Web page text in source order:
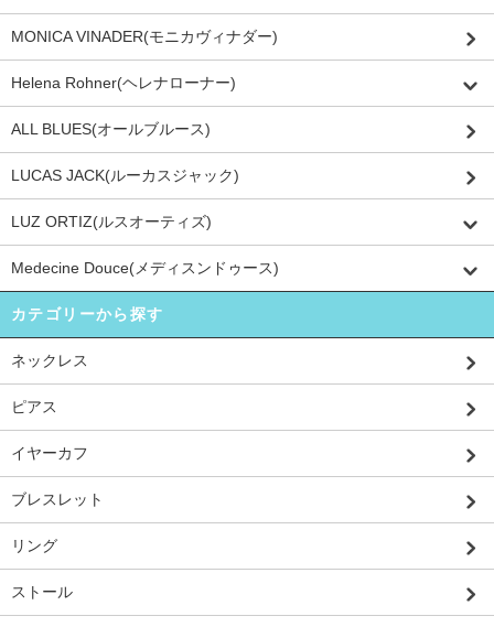
MONICA VINADER(モニカヴィナダー)
Helena Rohner(ヘレナローナー)
ALL BLUES(オールブルース)
LUCAS JACK(ルーカスジャック)
LUZ ORTIZ(ルスオーティズ)
Medecine Douce(メディスンドゥース)
カテゴリーから探す
ネックレス
ピアス
イヤーカフ
ブレスレット
リング
ストール